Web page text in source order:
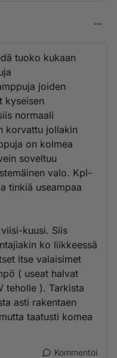
tuoko kukaan
joiden
kyseisen
normaali
korvattu jollakin
on kolmea
soveltuu
valo. Kpl-
tinkiä useampaa
kuusi. Siis
ko liikkeessä
itse valaisimet
( useat halvat
teholle ). Tarkista
asti rakentaen
taatusti komea
Kommentoi